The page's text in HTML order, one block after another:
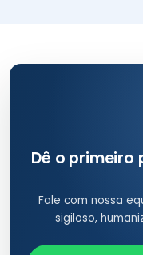
Dê o primeiro
Fale com nossa
sigiloso,